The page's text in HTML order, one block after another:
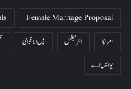
Female Marriage Proposal
امریکا
انٹرنیشنل بین الاقوامی
یو ایس اے